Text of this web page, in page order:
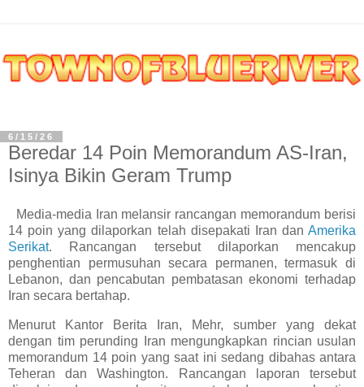
6/15/26
Beredar 14 Poin Memorandum AS-Iran,
Isinya Bikin Geram Trump
Media-media Iran melansir rancangan memorandum berisi
14 poin yang dilaporkan telah disepakati Iran dan Amerika
Serikat. Rancangan tersebut dilaporkan mencakup
penghentian permusuhan secara permanen, termasuk di
Lebanon, dan pencabutan pembatasan ekonomi terhadap
Iran secara bertahap.
Menurut Kantor Berita Iran, Mehr, sumber yang dekat
dengan tim perunding Iran mengungkapkan rincian usulan
memorandum 14 poin yang saat ini sedang dibahas antara
Teheran dan Washington. Rancangan laporan tersebut